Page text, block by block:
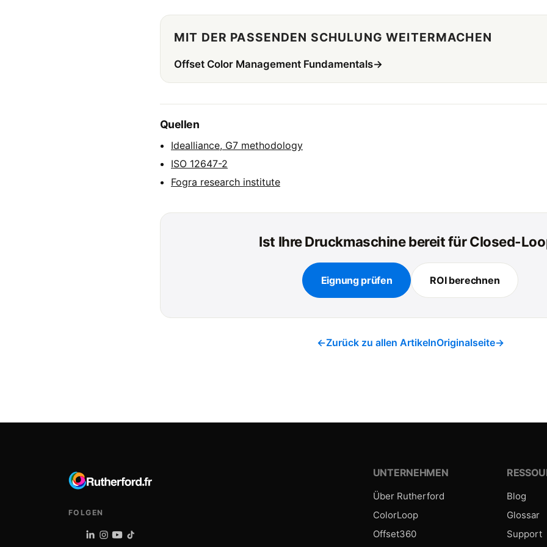
MIT DER PASSENDEN SCHULUNG WEITERMACHEN
Offset Color Management Fundamentals→
Quellen
Idealliance, G7 methodology
ISO 12647-2
Fogra research institute
Ist Ihre Druckmaschine bereit für Closed-
Eignung prüfen ROI berechnen
←Zurück zu allen ArtikelnOriginalseite→
FOLGEN
UNTERNEHMEN
Über Rutherford
ColorLoop
Offset360
Blog
Glossar
Support